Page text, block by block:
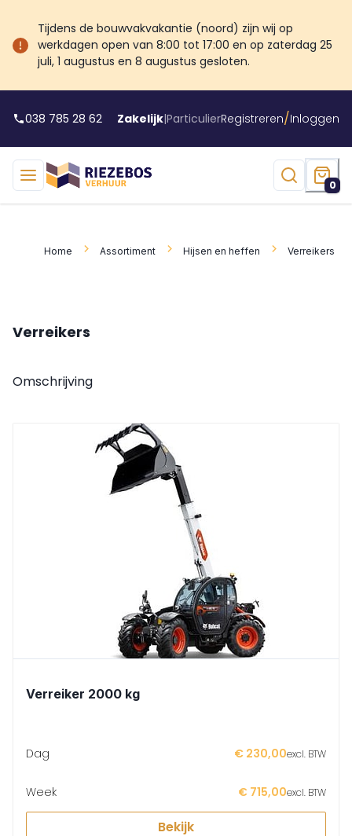
Tijdens de bouwvakvakantie (noord) zijn wij op
werkdagen open van 8:00 tot 17:00 en op zaterdag 25
juli, 1 augustus en 8 augustus gesloten.
038 785 28 62 Zakelijk|ParticulierRegistreren/Inloggen
0
Home Assortiment Hijsen en heffen Verreikers
Verreikers
Omschrijving
Verreiker 2000 kg
Dag € 230,00excl. BTW
Week € 715,00excl. BTW
Bekijk